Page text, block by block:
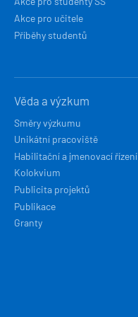
Akce pro učitele
Příběhy studentů
Věda a výzkum
Směry výzkumu
Unikátní pracoviště
Habilitační a jmenovací řízení
Kolokvium
Publicita projektů
Publikace
Granty